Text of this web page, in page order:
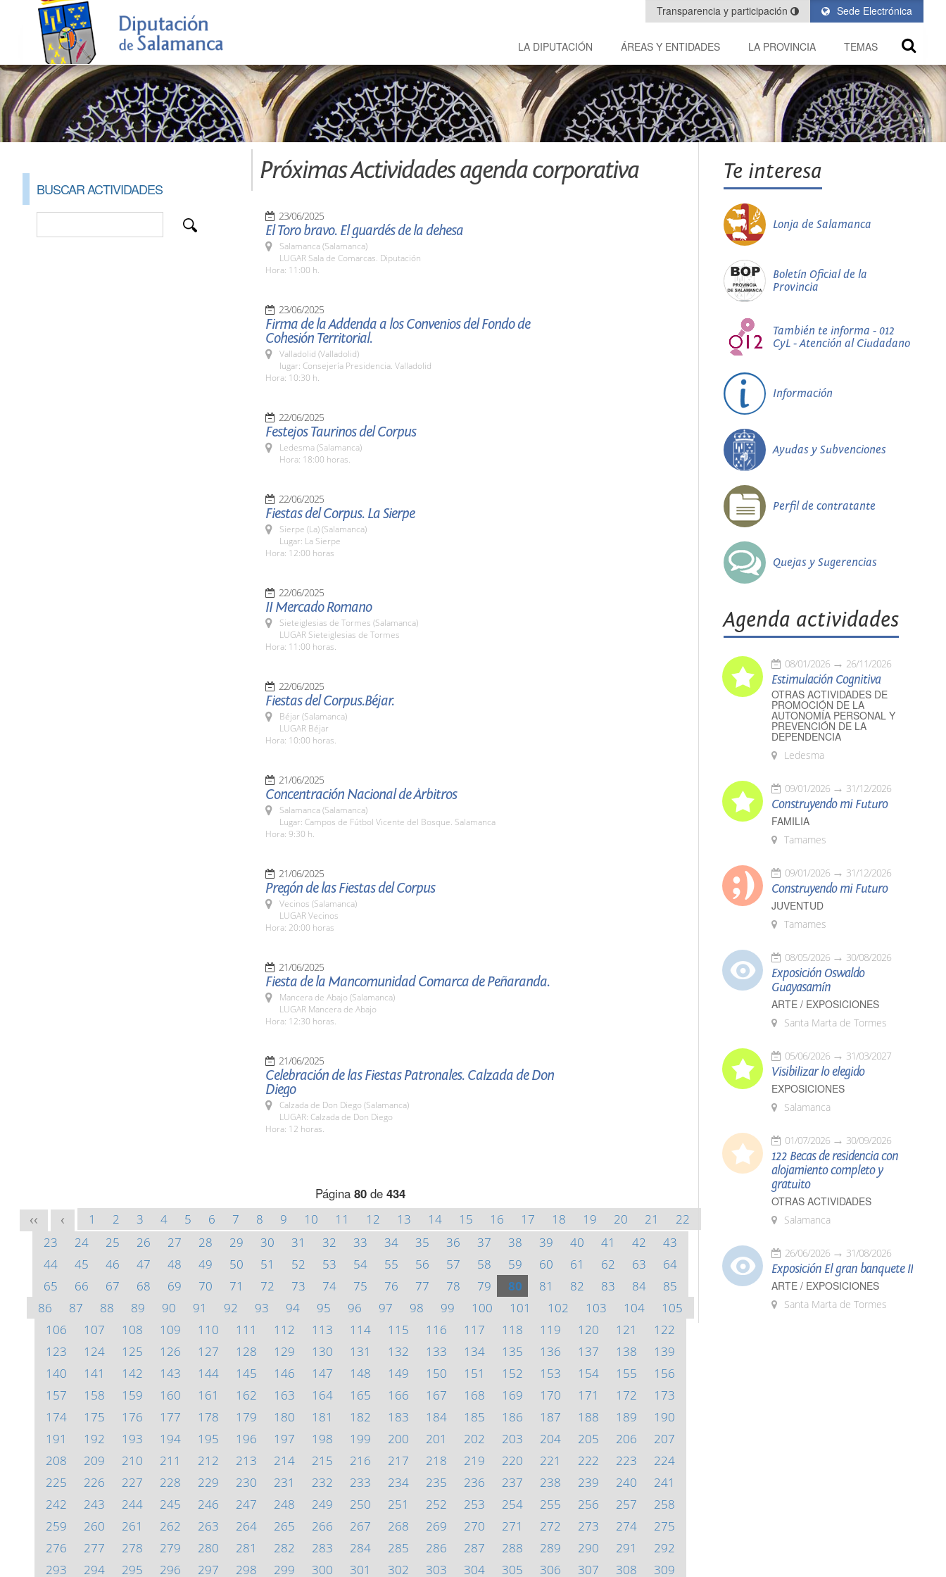
Sede Electrónica
Transparencia y participación
LA DIPUTACIÓN ÁREAS Y ENTIDADES LA PROVINCIA TEMAS
BUSCAR ACTIVIDADES
Próximas Actividades agenda corporativa
23/06/2025
El Toro bravo. El guardés de la dehesa
Salamanca (Salamanca)
LUGAR Sala de Comarcas. Diputación
Hora: 11:00 h.
23/06/2025
Firma de la Addenda a los Convenios del Fondo de
Cohesión Territorial.
Valladolid (Valladolid)
lugar: Consejería Presidencia. Valladolid
Hora: 10:30 h.
22/06/2025
Festejos Taurinos del Corpus
Ledesma (Salamanca)
Hora: 18:00 horas.
22/06/2025
Fiestas del Corpus. La Sierpe
Sierpe (La) (Salamanca)
Lugar: La Sierpe
Hora: 12:00 horas
22/06/2025
II Mercado Romano
Sieteiglesias de Tormes (Salamanca)
LUGAR Sieteiglesias de Tormes
Hora: 11:00 horas.
22/06/2025
Fiestas del Corpus.Béjar.
Béjar (Salamanca)
LUGAR Béjar
Hora: 10:00 horas.
21/06/2025
Concentración Nacional de Árbitros
Salamanca (Salamanca)
Lugar: Campos de Fútbol Vicente del Bosque. Salamanca
Hora: 9:30 h.
21/06/2025
Pregón de las Fiestas del Corpus
Vecinos (Salamanca)
LUGAR Vecinos
Hora: 20:00 horas
21/06/2025
Fiesta de la Mancomunidad Comarca de Peñaranda.
Mancera de Abajo (Salamanca)
LUGAR Mancera de Abajo
Hora: 12:30 horas.
21/06/2025
Celebración de las Fiestas Patronales. Calzada de Don
Diego
Calzada de Don Diego (Salamanca)
LUGAR: Calzada de Don Diego
Hora: 12 horas.
Página 80 de 434
<< < 1 2 3 4 5 6 7 8 9 10 11 12 13 14 15 16 17 18 19 20 21
22
23
24 25 26 27 28 29 30 31 32 33 34 35 36 37 38 39 40 41 42
43
44
45 46 47 48 49 50 51 52 53 54 55 56 57 58 59 60 61 62 63
64
65
66 67 68 69 70 71 72 73 74 75 76 77 78 79 80 81 82 83 84
85
86
87 88 89 90 91 92 93 94 95 96 97 98 99 100 101 102 103 104
105
106
107 108 109 110 111 112 113 114 115 116 117 118 119 120 121
122
123
124 125 126 127 128 129 130 131 132 133 134 135 136 137 138
139
140
141 142 143 144 145 146 147 148 149 150 151 152 153 154 155
156
157
158 159 160 161 162 163 164 165 166 167 168 169 170 171 172
173
174
175 176 177 178 179 180 181 182 183 184 185 186 187 188 189
190
191
192 193 194 195 196 197 198 199 200 201 202 203 204 205 206
207
208
209 210 211 212 213 214 215 216 217 218 219 220 221 222 223
224
225
226 227 228 229 230 231 232 233 234 235 236 237 238 239 240
241
242
243 244 245 246 247 248 249 250 251 252 253 254 255 256 257
258
259
260 261 262 263 264 265 266 267 268 269 270 271 272 273 274
275
276
277 278 279 280 281 282 283 284 285 286 287 288 289 290 291
292
293
294 295 296 297 298 299 300 301 302 303 304 305 306 307 308 309
Te interesa
Lonja de Salamanca
Boletín Oficial de la
Provincia
También te informa - 012
CyL - Atención al Ciudadano
Información
Ayudas y Subvenciones
Perfil de contratante
Quejas y Sugerencias
Agenda actividades
08/01/2026 26/11/2026
Estimulación Cognitiva
OTRAS ACTIVIDADES DE
PROMOCIÓN DE LA
AUTONOMÍA PERSONAL Y
PREVENCIÓN DE LA
DEPENDENCIA
Ledesma
09/01/2026 31/12/2026
Construyendo mi Futuro
FAMILIA
Tamames
09/01/2026 31/12/2026
Construyendo mi Futuro
JUVENTUD
Tamames
08/05/2026 30/08/2026
Exposición Oswaldo
Guayasamín
ARTE / EXPOSICIONES
Santa Marta de Tormes
05/06/2026 31/03/2027
Visibilizar lo elegido
EXPOSICIONES
Salamanca
01/07/2026 30/09/2026
122 Becas de residencia con
alojamiento completo y
gratuito
OTRAS ACTIVIDADES
Salamanca
26/06/2026 31/08/2026
Exposición El gran banquete II
ARTE / EXPOSICIONES
Santa Marta de Tormes